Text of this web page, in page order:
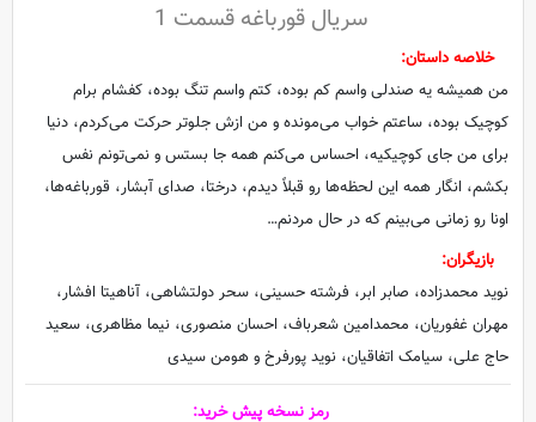
سریال قورباغه قسمت 1
خلاصه داستان:
من همیشه یه صندلی واسم کم بوده، کتم واسم تنگ بوده، کفشام برام
کوچیک بوده، ساعتم خواب می‌مونده و من ازش جلوتر حرکت می‌کردم، دنیا
برای من جای کوچیکیه، احساس می‌کنم همه جا بستس و نمی‌تونم نفس
بکشم، انگار همه این لحظه‌ها رو قبلاً دیدم، درختا، صدای آبشار، قورباغه‌ها،
اونا رو زمانی می‌بینم که در حال مردنم…
بازیگران:
نوید محمدزاده، صابر ابر، فرشته حسینى، سحر دولتشاهی، آناهیتا افشار،
مهران غفوریان، محمدامین شعرباف، احسان منصوری، نیما مظاهری، سعید
حاج علی، سیامک اتفاقیان، نوید پورفرخ و هومن سیدی
رمز نسخه پیش خرید: